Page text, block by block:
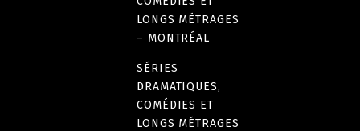
LONGS MÉTRAGES
– MONTRÉAL
SÉRIES
DRAMATIQUES,
COMÉDIES ET
LONGS MÉTRAGES
foule à
la
scène